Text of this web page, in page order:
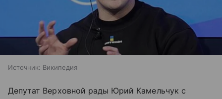
Источник: Википедия
Депутат Верховной рады Юрий Камельчук с